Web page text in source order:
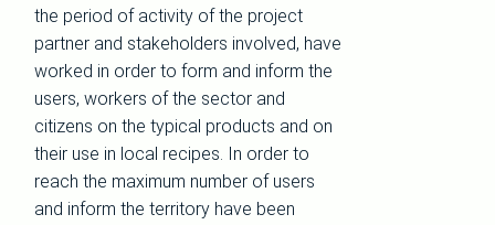
the period of activity of the project
partner and stakeholders involved, have
worked in order to form and inform the
users, workers of the sector and
citizens on the typical products and on
their use in local recipes. In order to
reach the maximum number of users
and inform the territory have been